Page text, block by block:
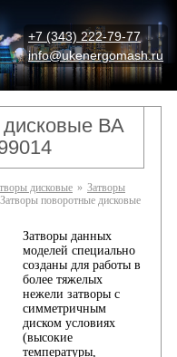
+7 (343) 222-79-77
info@ukenergomash.ru
ВА
дисковые » Затворы
Затворы поворотные дисковые
Затворы данных
моделей специально
созданы для работы в
более тяжелых
нежели затворы с
симметричным
диском условиях
(высокие
температуры,